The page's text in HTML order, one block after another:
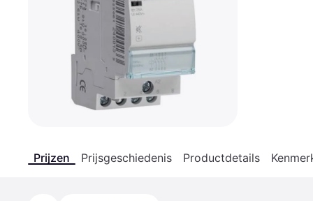
Prijzen Prijsgeschiedenis Productdetails